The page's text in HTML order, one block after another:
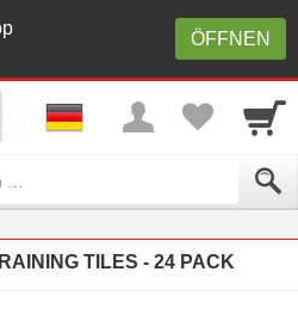
ÖFFNEN
TILES - 24 PACK